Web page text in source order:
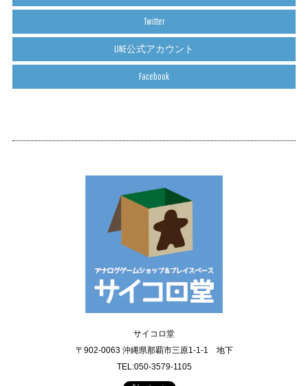
Twitter
LINE公式アカウント
Facebook
サイコロ堂
〒902-0063 沖縄県那覇市三原1-1-1 地下
TEL:050-3579-1105